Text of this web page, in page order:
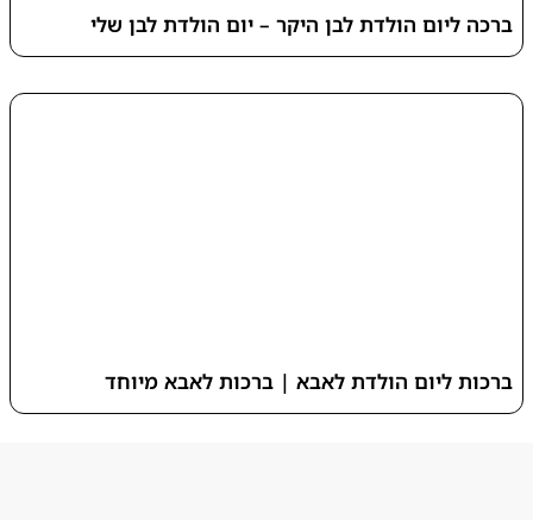
ברכה ליום הולדת לבן היקר – יום הולדת לבן שלי
ברכות ליום הולדת לאבא | ברכות לאבא מיוחד